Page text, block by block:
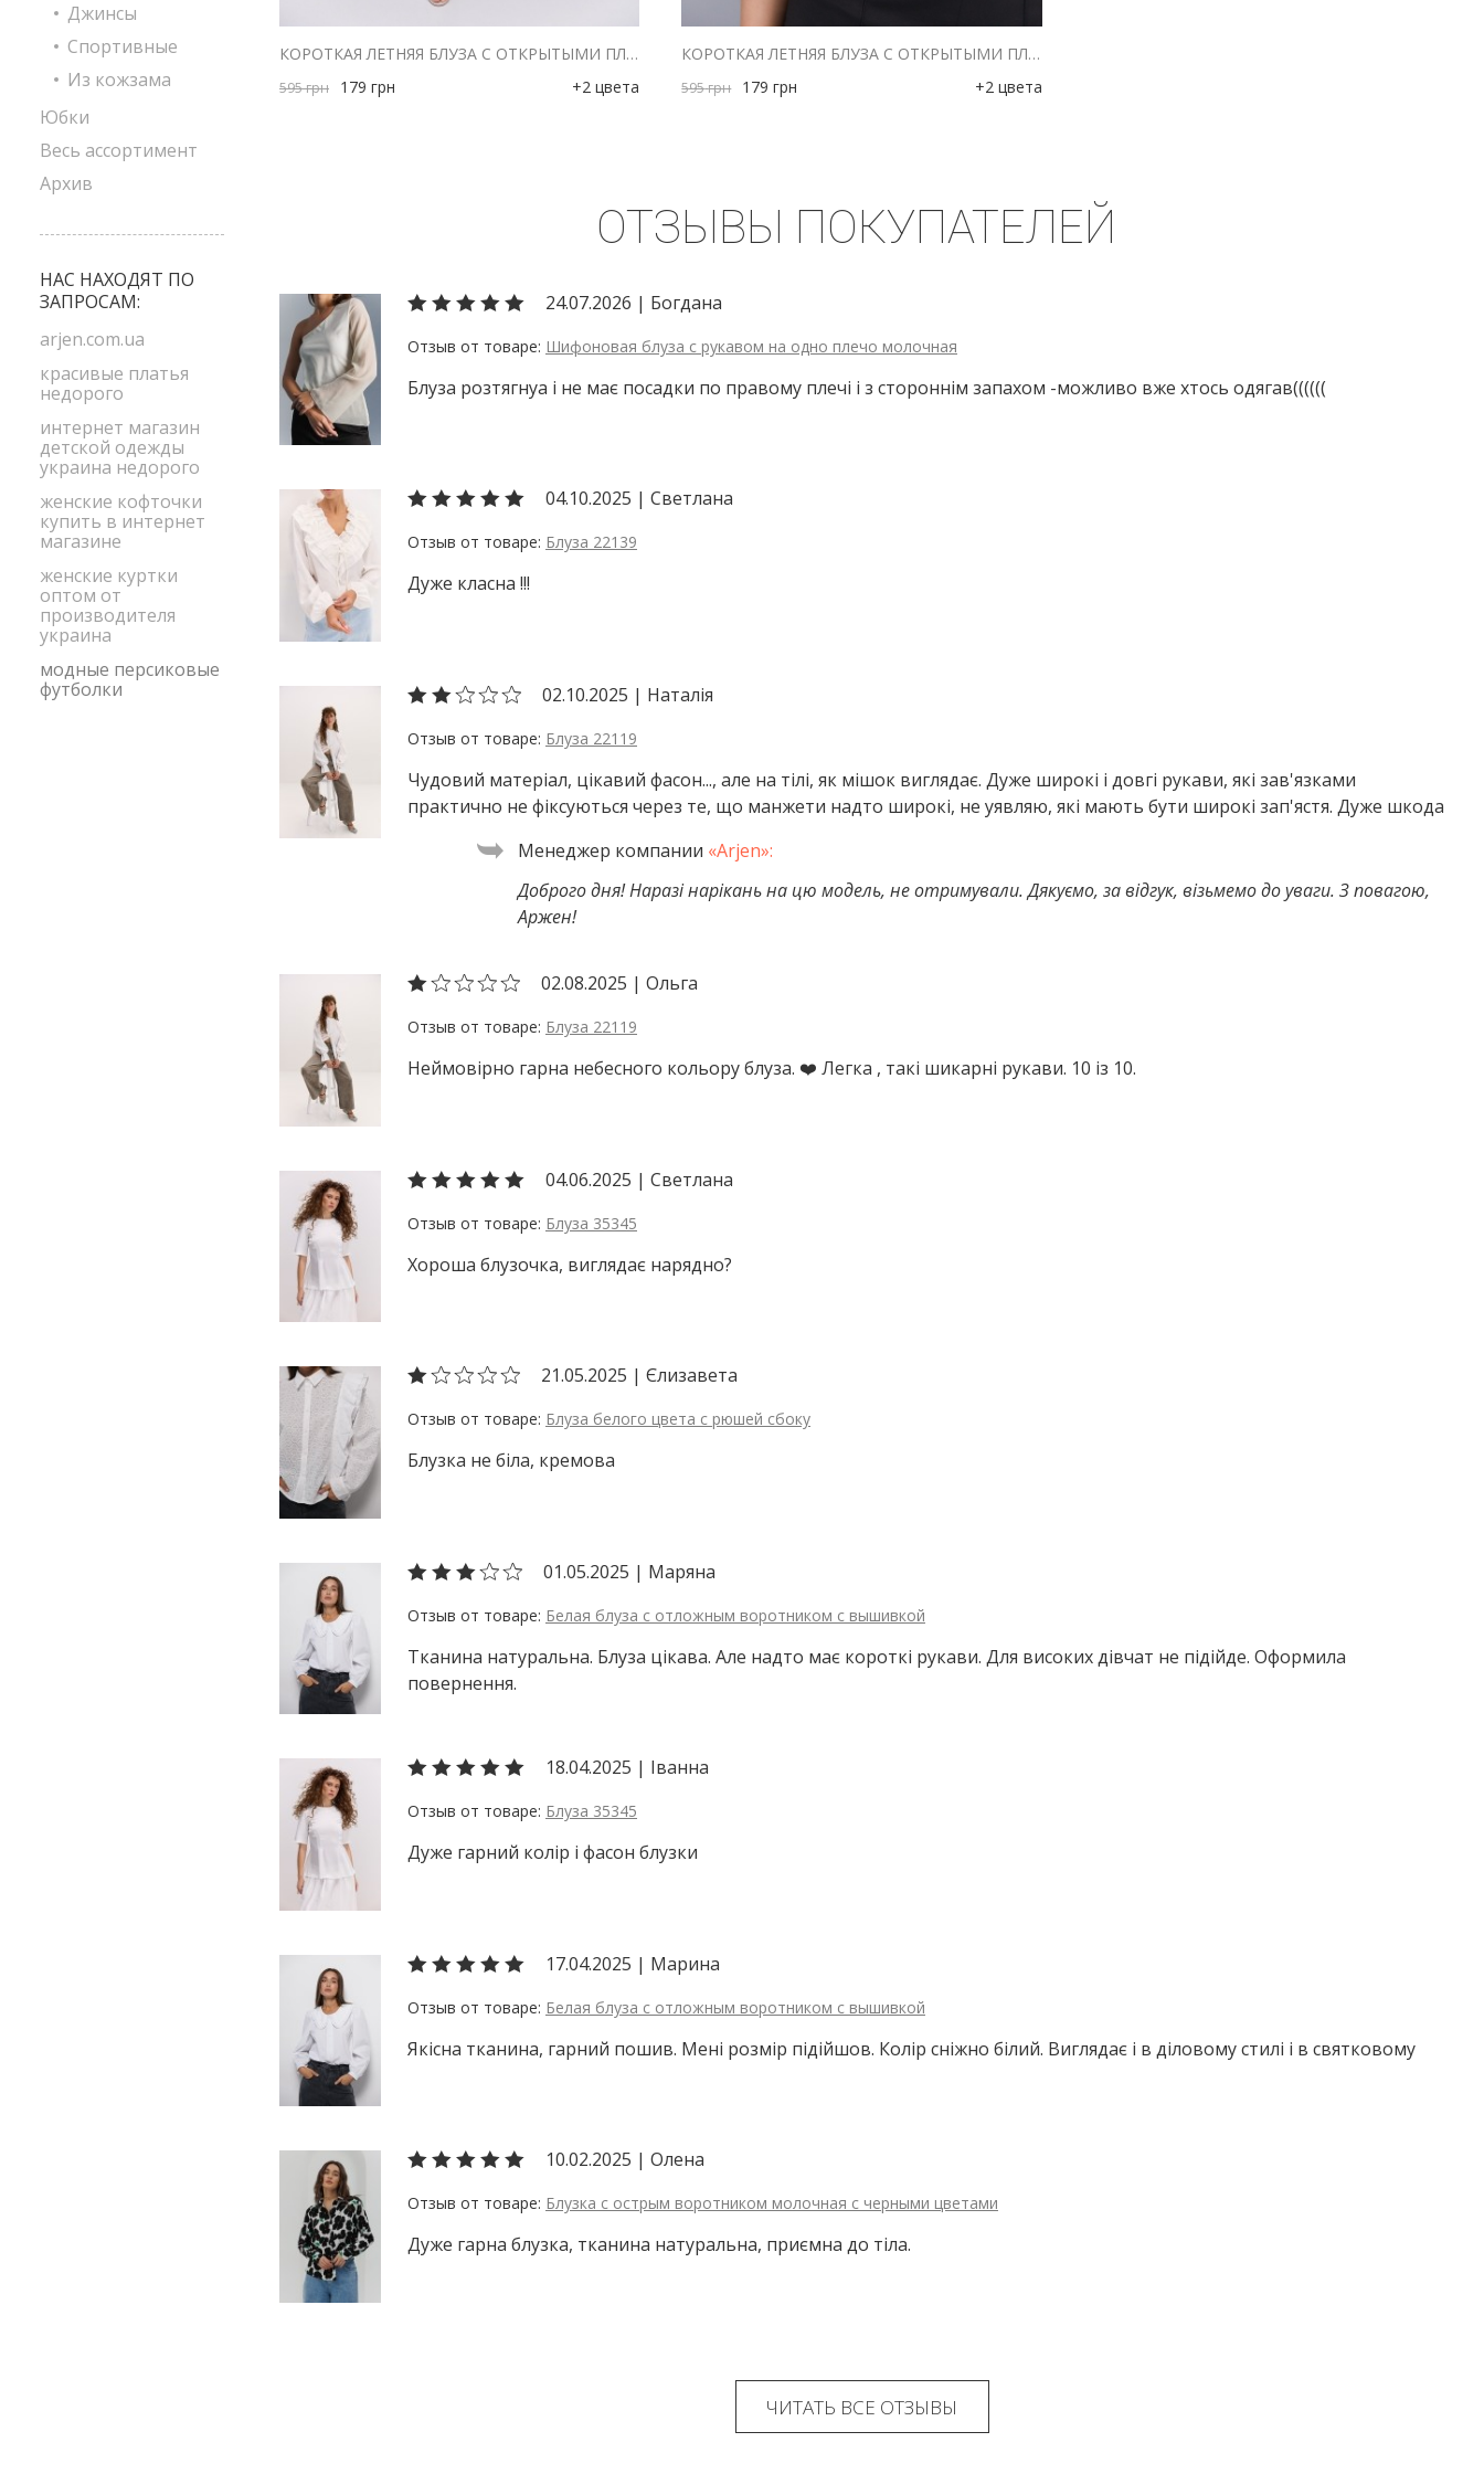
КОРОТКАЯ ЛЕТНЯЯ БЛУЗА С ОТКРЫТЫМИ ПЛЕЧАМИ БЕЛАЯ
595грн 179 грн +2 цвета
КОРОТКАЯ ЛЕТНЯЯ БЛУЗА С ОТКРЫТЫМИ ПЛЕЧАМИ МОЛОЧНАЯ
595грн 179 грн +2 цвета
ОТЗЫВЫ ПОКУПАТЕЛЕЙ
24.07.2026 | Богдана
Шифоновая блуза с рукавом на одно плечо молочная
Блуза розтягнуа і не має посадки по правому плечі і з стороннім запахом -можливо вже хтось одягав((((((
04.10.2025 | Светлана
Блуза 22139
Дуже класна !!!
02.10.2025 | Наталія
Блуза 22119
Чудовий матеріал, цікавий фасон..., але на тілі, як мішок виглядає. Дуже широкі і довгі рукави, які зав'язками
практично не фіксуються через те, що манжети надто широкі, не уявляю, які мають бути широкі зап'ястя. Дуже шкода
Доброго дня! Наразі нарікань на цю модель, не отримували. Дякуємо, за відгук, візьмемо до уваги. З повагою,
Аржен!
02.08.2025 | Ольга
Блуза 22119
Неймовірно гарна небесного кольору блуза. ❤️ Легка , такі шикарні рукави. 10 із 10.
04.06.2025 | Светлана
Блуза 35345
Хороша блузочка, виглядає нарядно?
21.05.2025 | Єлизавета
Блуза белого цвета с рюшей сбоку
Блузка не біла, кремова
01.05.2025 | Маряна
Белая блуза с отложным воротником с вышивкой
Тканина натуральна. Блуза цікава. Але надто має короткі рукави. Для високих дівчат не підійде. Оформила
повернення.
18.04.2025 | Іванна
Блуза 35345
Дуже гарний колір і фасон блузки
17.04.2025 | Марина
Белая блуза с отложным воротником с вышивкой
Якісна тканина, гарний пошив. Мені розмір підійшов. Колір сніжно білий. Виглядає і в діловому стилі і в святковому
10.02.2025 | Олена
Блузка с острым воротником молочная с черными цветами
Дуже гарна блузка, тканина натуральна, приємна до тіла.
ЧИТАТЬ ВСЕ ОТЗЫВЫ
Джинсы
Спортивные
Из кожзама
Юбки
Весь ассортимент
Архив
НАС НАХОДЯТ ПО
ЗАПРОСАМ:
arjen.com.ua
красивые платья
недорого
интернет магазин
детской одежды
украина недорого
женские кофточки
купить в интернет
магазине
женские куртки
оптом от
производителя
украина
модные персиковые
футболки